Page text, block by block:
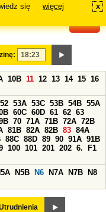
się
więcej x
10B 11 12 13 14 15 16
52 53A 53C 53B 54B 55A
60C 60D 61 62 63
70 71A 71B 72A 72B
81B 82A 82B 83 84A
88C 88D 89 90 91A 91B
100 101 201 202 6.
F1
N5B N6 N7A N7B
N8